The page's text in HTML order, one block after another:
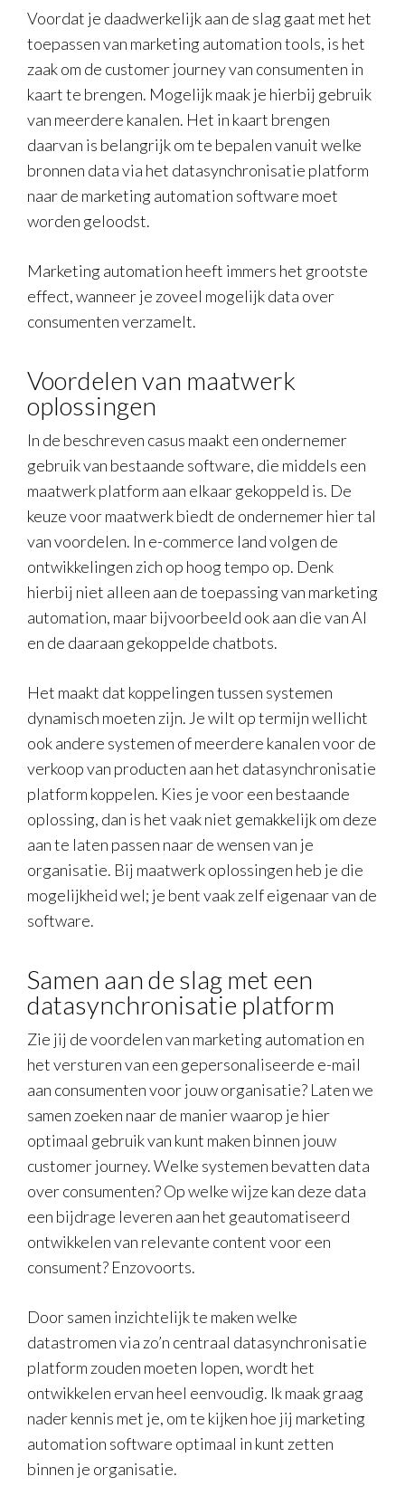
Voordat je daadwerkelijk aan de slag gaat met het
toepassen van marketing automation tools, is het
zaak om de customer journey van consumenten in
kaart te brengen. Mogelijk maak je hierbij gebruik
van meerdere kanalen. Het in kaart brengen
daarvan is belangrijk om te bepalen vanuit welke
bronnen data via het datasynchronisatie platform
naar de marketing automation software moet
worden geloodst.
Marketing automation heeft immers het grootste
effect, wanneer je zoveel mogelijk data over
consumenten verzamelt.
Voordelen van maatwerk
oplossingen
In de beschreven casus maakt een ondernemer
gebruik van bestaande software, die middels een
maatwerk platform aan elkaar gekoppeld is. De
keuze voor maatwerk biedt de ondernemer hier tal
van voordelen. In e-commerce land volgen de
ontwikkelingen zich op hoog tempo op. Denk
hierbij niet alleen aan de toepassing van marketing
automation, maar bijvoorbeeld ook aan die van AI
en de daaraan gekoppelde chatbots.
Het maakt dat koppelingen tussen systemen
dynamisch moeten zijn. Je wilt op termijn wellicht
ook andere systemen of meerdere kanalen voor de
verkoop van producten aan het datasynchronisatie
platform koppelen. Kies je voor een bestaande
oplossing, dan is het vaak niet gemakkelijk om deze
aan te laten passen naar de wensen van je
organisatie. Bij maatwerk oplossingen heb je die
mogelijkheid wel; je bent vaak zelf eigenaar van de
software.
Samen aan de slag met een
datasynchronisatie platform
Zie jij de voordelen van marketing automation en
het versturen van een gepersonaliseerde e-mail
aan consumenten voor jouw organisatie? Laten we
samen zoeken naar de manier waarop je hier
optimaal gebruik van kunt maken binnen jouw
customer journey. Welke systemen bevatten data
over consumenten? Op welke wijze kan deze data
een bijdrage leveren aan het geautomatiseerd
ontwikkelen van relevante content voor een
consument? Enzovoorts.
Door samen inzichtelijk te maken welke
datastromen via zo’n centraal datasynchronisatie
platform zouden moeten lopen, wordt het
ontwikkelen ervan heel eenvoudig. Ik maak graag
nader kennis met je, om te kijken hoe jij marketing
automation software optimaal in kunt zetten
binnen je organisatie.